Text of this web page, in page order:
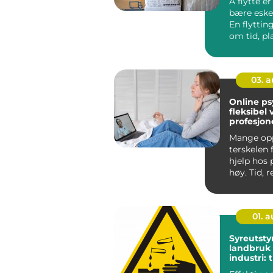
bære
En
om tid,
03.
Online
fleksibel
Mange
terskelen
hjelp hos
høy. Tid,
01.
landbruk
industri: